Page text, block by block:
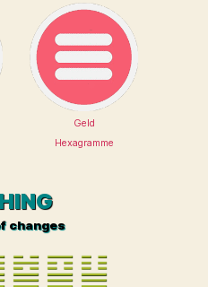
Geld
Hexagramme
changes